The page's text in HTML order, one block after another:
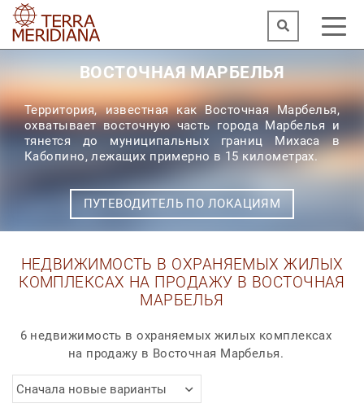
ВОСТОЧНАЯ МАРБЕЛЬЯ
Территория, известная как Восточная Марбелья,
охватывает восточную часть города Марбелья и
тянется до муниципальных границ Михаса в
Кабопино, лежащих примерно в 15 километрах.
ПУТЕВОДИТЕЛЬ ПО ЛОКАЦИЯМ
НЕДВИЖИМОСТЬ В ОХРАНЯЕМЫХ ЖИЛЫХ
КОМПЛЕКСАХ НА ПРОДАЖУ В ВОСТОЧНАЯ
МАРБЕЛЬЯ
6 недвижимость в охраняемых жилых комплексах
на продажу в Восточная Марбелья.
Сначала новые варианты